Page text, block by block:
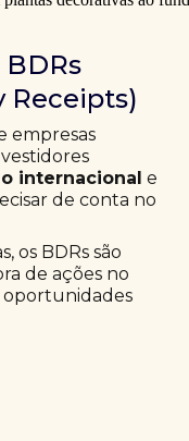
BDRs
Receipts)
empresas
internacional e
de conta no
os BDRs são
de ações no